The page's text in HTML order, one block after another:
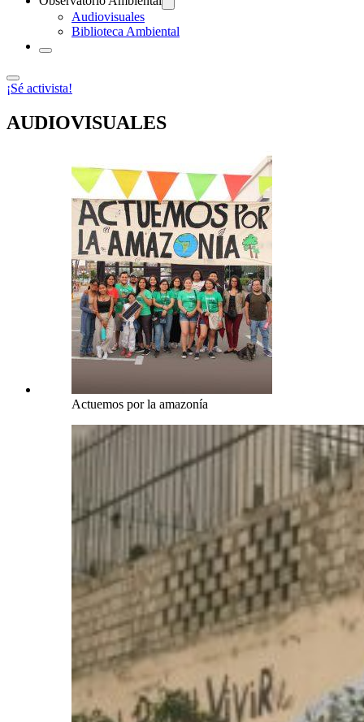
Audiovisuales
Biblioteca Ambiental
¡Sé activista!
AUDIOVISUALES
Actuemos por la amazonía